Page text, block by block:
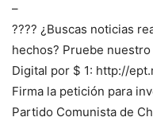
–
???? ¿Buscas noticias
hechos? Pruebe
Digital por $ 1: http://
Firma la petición para
Partido Comunista de